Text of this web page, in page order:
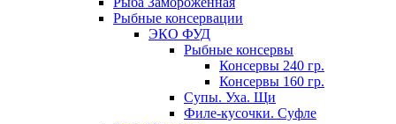
Рыбные консервации
ЭКО ФУД
Рыбные консервы
Консервы 240 гр.
Консервы 160 гр.
Супы. Уха. Щи
Филе-кусочки. Суфле